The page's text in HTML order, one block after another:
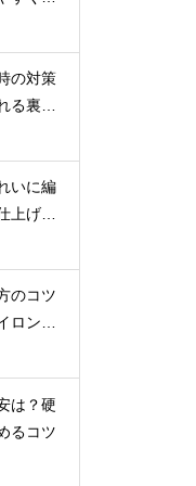
の対策
る裏技
いに編
上げる
のコツ
ロンが
は？硬
るコツ